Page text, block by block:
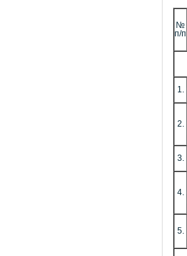
№
п/п
1.
2.
3.
4.
5.